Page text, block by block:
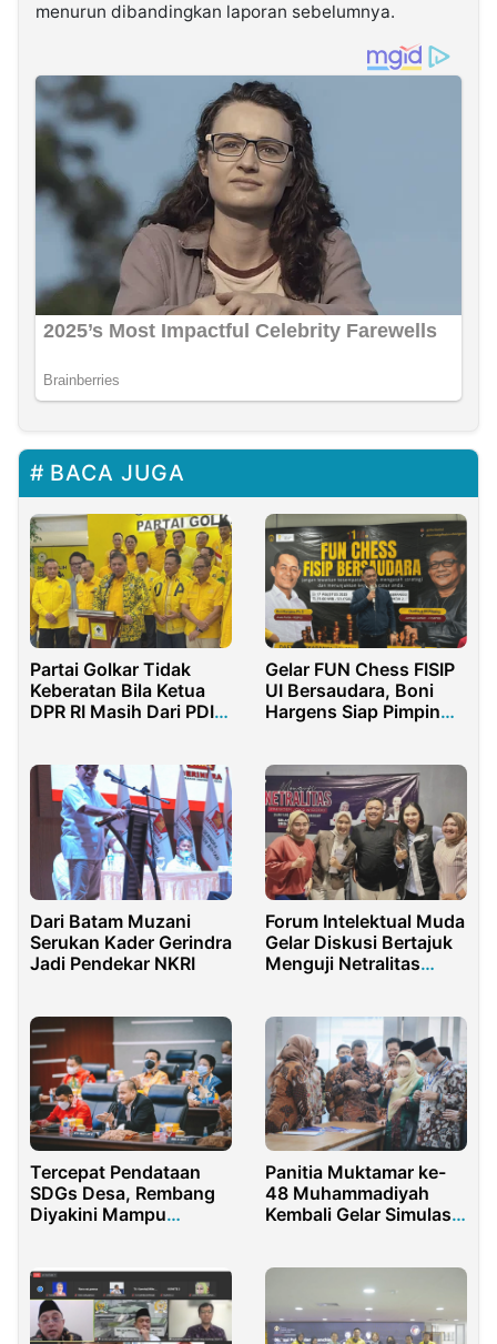
menurun dibandingkan laporan sebelumnya.
BACA JUGA
Partai Golkar Tidak
Keberatan Bila Ketua
DPR RI Masih Dari PDI
Gelar FUN Chess FISIP
UI Bersaudara, Boni
Hargens Siap Pimpin
Dari Batam Muzani
Serukan Kader Gerindra
Jadi Pendekar NKRI
Forum Intelektual Muda
Gelar Diskusi Bertajuk
Menguji Netralitas
Tercepat Pendataan
SDGs Desa, Rembang
Diyakini Mampu
Panitia Muktamar ke-
48 Muhammadiyah
Kembali Gelar Simulasi